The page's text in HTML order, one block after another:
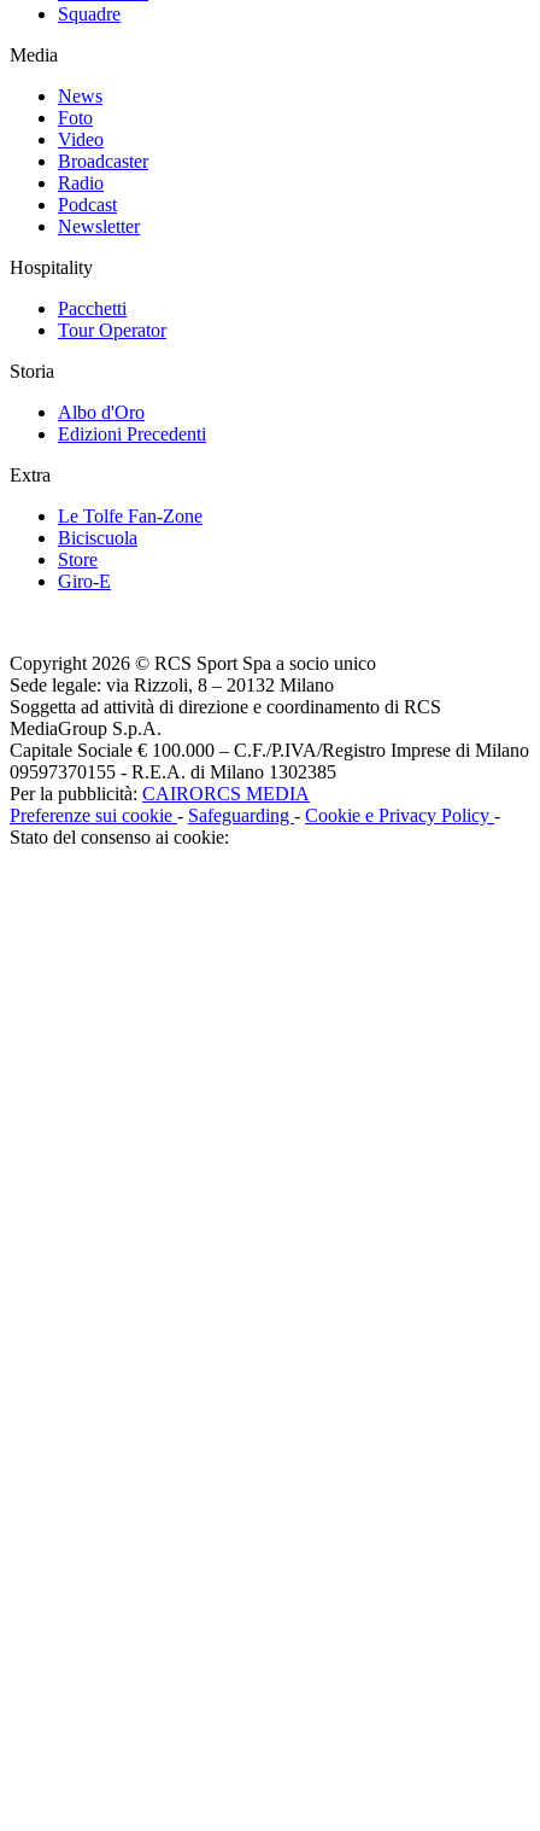
Squadre
Media
News
Foto
Video
Broadcaster
Radio
Podcast
Newsletter
Hospitality
Pacchetti
Tour Operator
Storia
Albo d'Oro
Edizioni Precedenti
Extra
Le Tolfe Fan-Zone
Biciscuola
Store
Giro-E
Copyright 2026 © RCS Sport Spa a socio unico
Sede legale: via Rizzoli, 8 – 20132 Milano
Soggetta ad attività di direzione e coordinamento di RCS
MediaGroup S.p.A.
Capitale Sociale € 100.000 – C.F./P.IVA/Registro Imprese di Milano
09597370155 - R.E.A. di Milano 1302385
Per la pubblicità: CAIRORCS MEDIA
Preferenze sui cookie - Safeguarding - Cookie e Privacy Policy -
Stato del consenso ai cookie: